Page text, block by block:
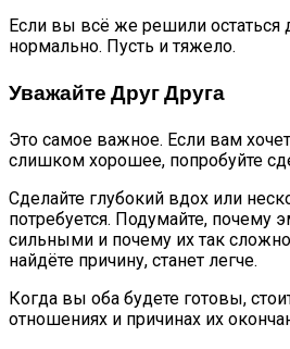
Если вы всё же решили остаться
нормально. Пусть и тяжело.
Уважайте Друг Друга
Это самое важное. Если вам
слишком хорошее, попробуйте
Сделайте глубокий вдох или
потребуется. Подумайте, почему
сильными и почему их так
найдёте причину, станет легче.
Когда вы оба будете готовы,
отношениях и причинах их